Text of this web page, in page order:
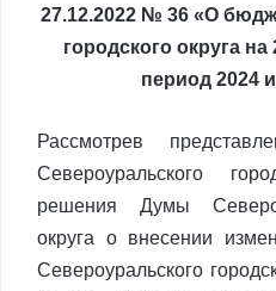
27.12.2022 № 36 «О
городского округа
период 2024
Рассмотрев
Североуральского
решения Думы
округа о внесении
Североуральского